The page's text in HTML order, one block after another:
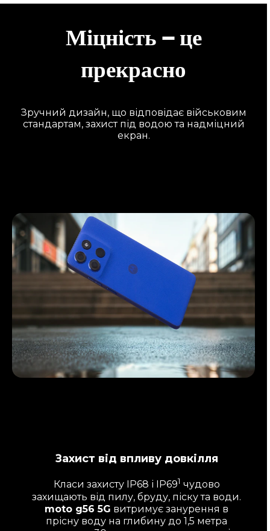
Міцність – це
прекрасно
Зручний дизайн, що відповідає військовим
стандартам, захист під водою та надміцний
екран.
Захист від впливу довкілля
Класи захисту IP68 і IP691 чудово
захищають від пилу, бруду, піску та води.
moto g56 5G витримує занурення в
прісну воду на глибину до 1,5 метра